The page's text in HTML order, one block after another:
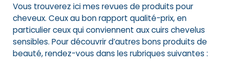
Vous trouverez ici mes revues de produits pour
cheveux. Ceux au bon rapport qualité-prix, en
particulier ceux qui conviennent aux cuirs chevelus
sensibles. Pour découvrir d’autres bons produits de
beauté, rendez-vous dans les rubriques suivantes :